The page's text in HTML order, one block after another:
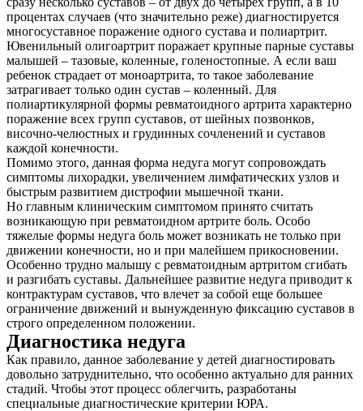
процентах случаев (что значительно реже) диагностируется
многосуставное поражение одного сустава и полиартрит.
Ювенильный олигоартрит поражает крупные парные суставы
малышей – тазовые, коленные, голеностопные. А если ваш
ребенок страдает от моноартрита, то такое заболевание
затрагивает только один сустав – коленный. Для
полиартикулярной формы ревматоидного артрита характерно
поражение всех групп суставов, от шейных позвонков,
височно-челюстных и грудинных сочленений и суставов
каждой конечности.
Помимо этого, данная форма недуга могут сопровождать
симптомы лихорадки, увеличением лимфатических узлов и
быстрым развитием дистрофии мышечной ткани.
Но главным клиническим симптомом принято считать
возникающую при ревматоидном артрите боль. Особо
тяжелые формы недуга боль может возникать не только при
движении конечности, но и при малейшем прикосновении.
Особенно трудно малышу с ревматоидным артритом сгибать
и разгибать суставы. Дальнейшее развитие недуга приводит к
контрактурам суставов, что влечет за собой еще большее
ограничение движений и вынужденную фиксацию суставов в
строго определенном положении.
Диагностика недуга
Как правило, данное заболевание у детей диагностировать
довольно затруднительно, что особенно актуально для ранних
стадий. Чтобы этот процесс облегчить, разработаны
специальные диагностические критерии ЮРА.